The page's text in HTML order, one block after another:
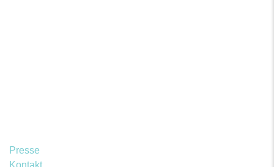
Presse
Kontakt